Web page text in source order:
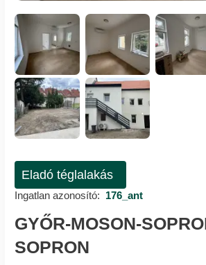
Eladó téglalakás
Ingatlan azonosító: 176_ant
GYŐR-MOSON-
SOPRON